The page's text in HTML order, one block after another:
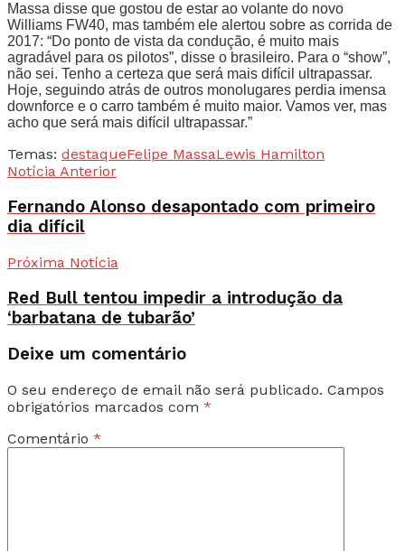
Massa disse que gostou de estar ao volante do novo
Williams FW40, mas também ele alertou sobre as corrida de
2017: “Do ponto de vista da condução, é muito mais
agradável para os pilotos”, disse o brasileiro. Para o “show”,
não sei. Tenho a certeza que será mais difícil ultrapassar.
Hoje, seguindo atrás de outros monolugares perdia imensa
downforce e o carro também é muito maior. Vamos ver, mas
acho que será mais difícil ultrapassar.”
Temas: destaqueFelipe MassaLewis Hamilton
Notícia Anterior
Fernando Alonso desapontado com primeiro
dia difícil
Próxima Notícia
Red Bull tentou impedir a introdução da
‘barbatana de tubarão’
Deixe um comentário
O seu endereço de email não será publicado. Campos
obrigatórios marcados com *
Comentário *